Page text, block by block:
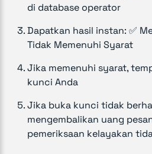
di database operator
Dapatkan hasil instan: ✅
Tidak Memenuhi Syarat
Jika memenuhi syarat,
kunci Anda
Jika buka kunci tidak
mengembalikan uang
pemeriksaan kelayakan